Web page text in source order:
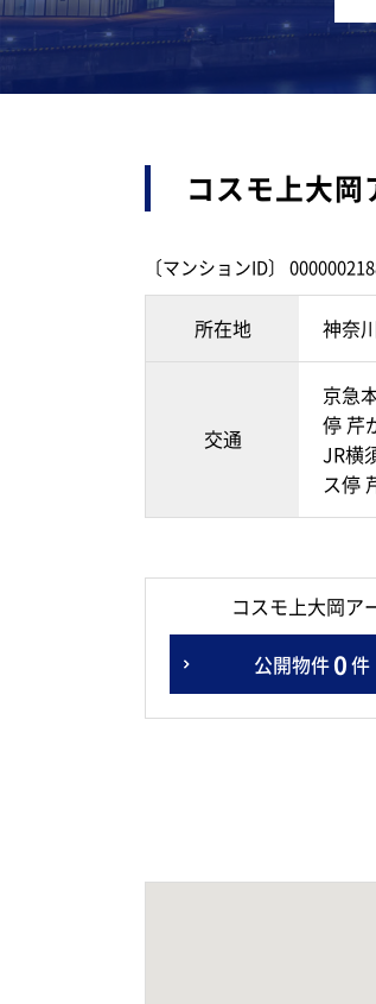
コスモ上大
〔マンションID〕
所在地 神奈
交通
京急
停 芹
JR横
ス停
コスモ上大岡ア
公開物件0件